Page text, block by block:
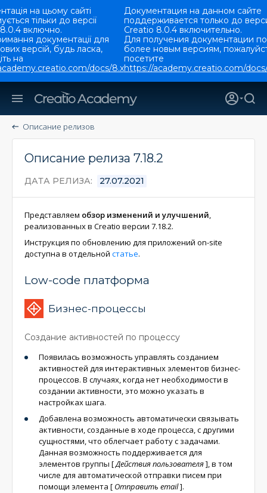
на цьому сайті
тільки до версії
включно.
документації для
версій, будь ласка,
на
docs/8.x
Документация на данном сайте
поддерживается только до
Creatio 8.0.4 включительно.
Для получения документации по
более новым версиям,
посетите
https://academy.creatio.com/
Описание релизов
Описание релиза 7.18.2
ДАТА РЕЛИЗА 27.07.2021
Представляем обзор изменений и улучшений,
реализованных в Creatio версии 7.18.2.
Инструкция по обновлению для приложений on-site
доступна в отдельной статье.
Low-code платформа
Бизнес-процессы
Создание активностей по процессу
Появилась возможность управлять созданием
активностей для интерактивных элементов бизнес-
процессов. В случаях, когда нет необходимости в
создании активности, это можно указать в
настройках шага.
Добавлена возможность автоматически связывать
активности, созданные в ходе процесса, с другими
сущностями, что облегчает работу с задачами.
Данная возможность поддерживается для
элементов группы [Действия пользователя], в том
числе для автоматической отправки писем при
помощи элемента [ Отправить email].